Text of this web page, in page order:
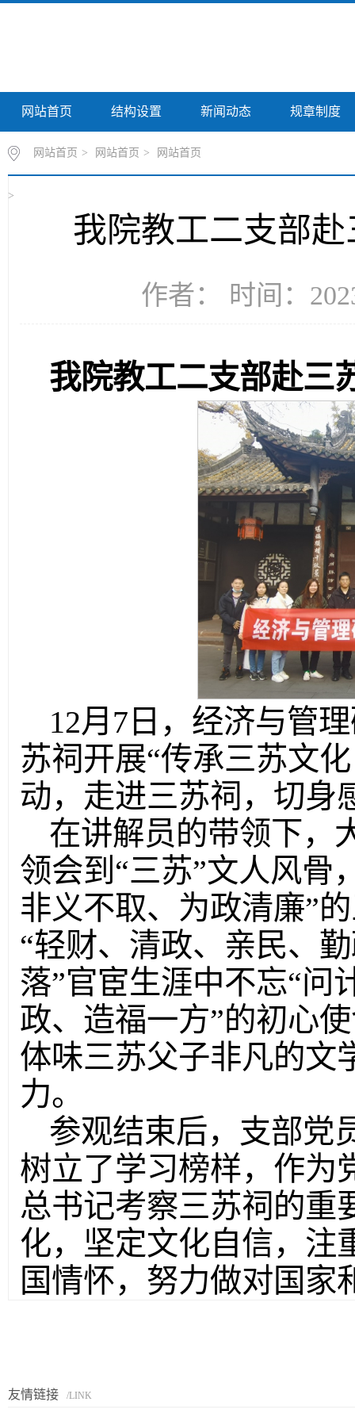
网站首页 结构设置 新闻动态 规章制度
网站首页 > 网站首页 > 网站首页
>
我院教工二支部
作者： 时间：
我院教工二支部赴三
12月7日，经济与管
苏祠开展“传承三苏文
动，走进三苏祠，切身
在讲解员的带领下，
领会到“三苏”文人风骨
非义不取、为政清廉”
“轻财、清政、亲民、
落”官宦生涯中不忘“问
政、造福一方”的初心
体味三苏父子非凡的文
力。
参观结束后，支部党
树立了学习榜样，作为
总书记考察三苏祠的重
化，坚定文化自信，注
国情怀，努力做对国家
友情链接 /LINK